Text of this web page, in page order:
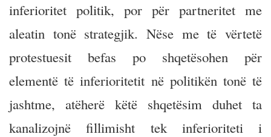
inferioritet politik, por për partneritet me
aleatin tonë strategjik. Nëse me të vërtetë
protestuesit befas po shqetësohen për
elementë të inferioritetit në politikën tonë të
jashtme, atëherë këtë shqetësim duhet ta
kanalizojnë fillimisht tek inferioriteti i